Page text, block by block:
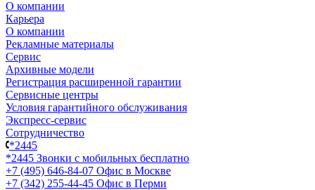
О компании
Карьера
О компании
Рекламные материалы
Сервис
Архивные модели
Регистрация расширенной гарантии
Сервисные центры
Условия гарантийного обслуживания
Экспресс-сервис
Сотрудничество
*2445
*2445 Звонки с мобильных бесплатно
+7 (495) 646-84-07 Офис в Москве
+7 (342) 255-44-45 Офис в Перми